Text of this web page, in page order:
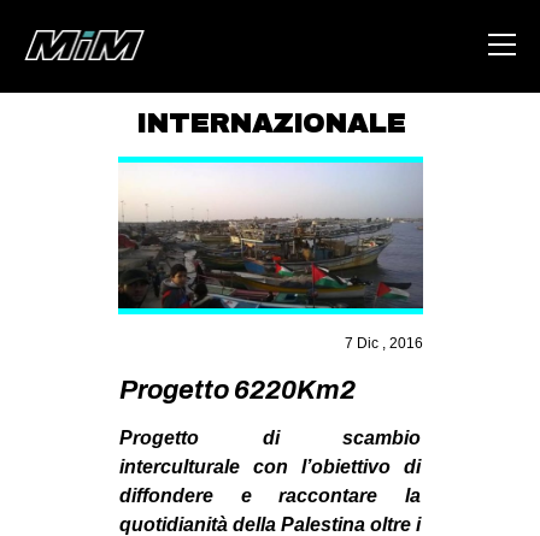
AREA
DEGENERAZIONE
CSOA LAMBRETTA
STUDENTI TSUNAMI
ZAM
INTERNAZIONALE
7 Dic , 2016
Progetto 6220Km2
Progetto di scambio
interculturale con l’obiettivo di
diffondere e raccontare la
quotidianità della Palestina oltre i